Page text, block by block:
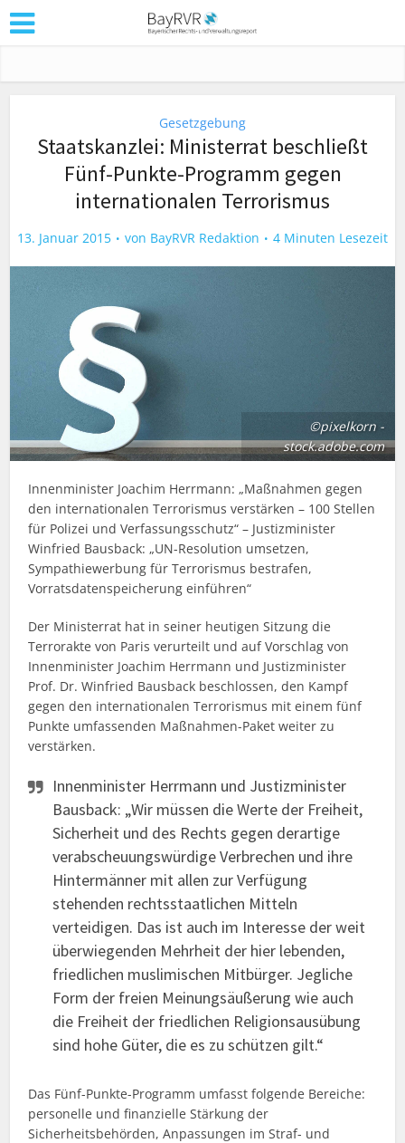
Gesetzgebung
Staatskanzlei: Ministerrat beschließt
Fünf-Punkte-Programm gegen
internationalen Terrorismus
13. Januar 2015 von BayRVR Redaktion 4 Minuten Lesezeit
©pixelkorn -
stock.adobe.com
Innenminister Joachim Herrmann: „Maßnahmen gegen
den internationalen Terrorismus verstärken – 100 Stellen
für Polizei und Verfassungsschutz“ – Justizminister
Winfried Bausback: „UN-Resolution umsetzen,
Sympathiewerbung für Terrorismus bestrafen,
Vorratsdatenspeicherung einführen“
Der Ministerrat hat in seiner heutigen Sitzung die
Terrorakte von Paris verurteilt und auf Vorschlag von
Innenminister Joachim Herrmann und Justizminister
Prof. Dr. Winfried Bausback beschlossen, den Kampf
gegen den internationalen Terrorismus mit einem fünf
Punkte umfassenden Maßnahmen-Paket weiter zu
verstärken.
Innenminister Herrmann und Justizminister
Bausback: „Wir müssen die Werte der Freiheit,
Sicherheit und des Rechts gegen derartige
verabscheuungswürdige Verbrechen und ihre
Hintermänner mit allen zur Verfügung
stehenden rechtsstaatlichen Mitteln
verteidigen. Das ist auch im Interesse der weit
überwiegenden Mehrheit der hier lebenden,
friedlichen muslimischen Mitbürger. Jegliche
Form der freien Meinungsäußerung wie auch
die Freiheit der friedlichen Religionsausübung
sind hohe Güter, die es zu schützen gilt.“
Das Fünf-Punkte-Programm umfasst folgende Bereiche:
personelle und finanzielle Stärkung der
Sicherheitsbehörden, Anpassungen im Straf- und